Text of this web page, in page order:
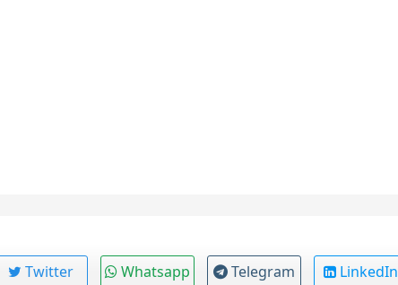
Twitter Whatsapp Telegram LinkedIn